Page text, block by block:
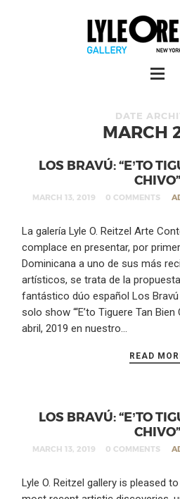
DATE
MARCH
LOS BRAVÚ: “E’TO
CHIVO”
MARCH 13, 2019 0 COMMENTS
La galería Lyle O. Reitzel Arte
complace en presentar, por
Dominicana a uno de sus más
artísticos, se trata de la
fantástico dúo español Los
solo show “‘E’to Tiguere Tan Bien
abril, 2019 en nuestro…
READ
LOS BRAVÚ: “E’TO
CHIVO”
MARCH 13, 2019 0 COMMENTS
Lyle O. Reitzel gallery is pleased